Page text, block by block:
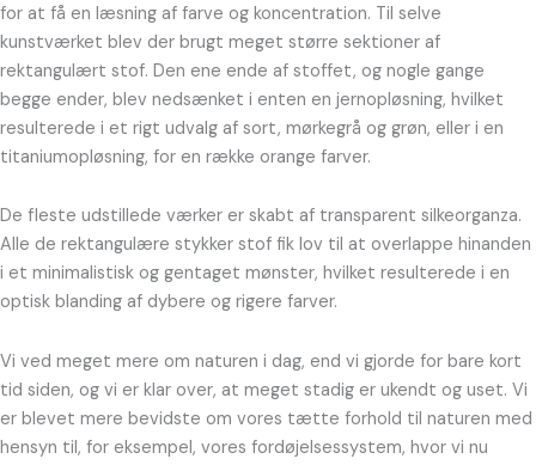
for at få en læsning af farve og koncentration. Til selve
kunstværket blev der brugt meget større sektioner af
rektangulært stof. Den ene ende af stoffet, og nogle gange
begge ender, blev nedsænket i enten en jernopløsning, hvilket
resulterede i et rigt udvalg af sort, mørkegrå og grøn, eller i en
titaniumopløsning, for en række orange farver.
De fleste udstillede værker er skabt af transparent silkeorganza.
Alle de rektangulære stykker stof fik lov til at overlappe hinanden
i et minimalistisk og gentaget mønster, hvilket resulterede i en
optisk blanding af dybere og rigere farver.
Vi ved meget mere om naturen i dag, end vi gjorde for bare kort
tid siden, og vi er klar over, at meget stadig er ukendt og uset. Vi
er blevet mere bevidste om vores tætte forhold til naturen med
hensyn til, for eksempel, vores fordøjelsessystem, hvor vi nu